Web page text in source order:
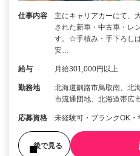
仕事内容
主にキャリアカーにて、
された新車・中古車・レ
す。☆手積み・手下ろし
安…
給与 月給301,000円以上
勤務地
北海道釧路市鳥取南、北
市流通団地、北海道帯広
応募資格 未経験可・ブランクOK・
後で見る